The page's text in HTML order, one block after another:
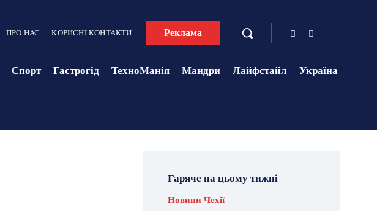
ПРО НАС КОРИСНІ КОНТАКТИ Реклама
Спорт Гастрогід ТехноМанія Мандри Лайфстайл Україна
Гаряче на цьому тижні
Новини Чехії